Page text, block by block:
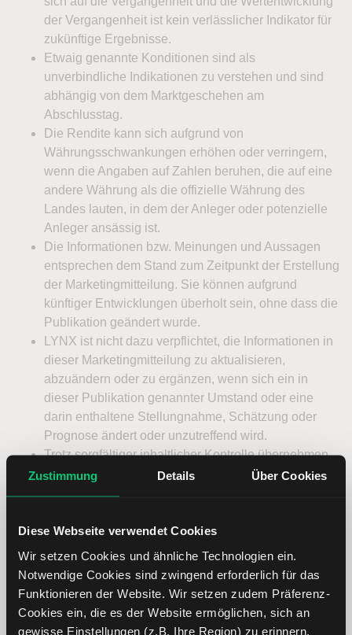
Zustimmung Details Über Cookies
Diese Webseite verwendet Cookies
Wir setzen Cookies und ähnliche Technologien ein.
Notwendige Cookies sind zwingend erforderlich für das
Funktionieren der Website. Wir setzen zudem Präferenz-
Cookies ein, die es der Website ermöglichen, sich an
gewisse Einstellungen (z.B. Ihre Region) zu erinnern.